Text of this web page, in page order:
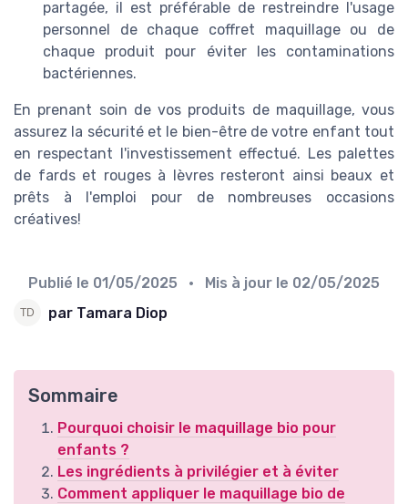
partagée, il est préférable de restreindre l'usage
personnel de chaque coffret maquillage ou de
chaque produit pour éviter les contaminations
bactériennes.
En prenant soin de vos produits de maquillage, vous
assurez la sécurité et le bien-être de votre enfant tout
en respectant l'investissement effectué. Les palettes
de fards et rouges à lèvres resteront ainsi beaux et
prêts à l'emploi pour de nombreuses occasions
créatives!
Publié le 01/05/2025 • Mis à jour le 02/05/2025
par Tamara Diop
Sommaire
Pourquoi choisir le maquillage bio pour
enfants ?
Les ingrédients à privilégier et à éviter
Comment appliquer le maquillage bio de